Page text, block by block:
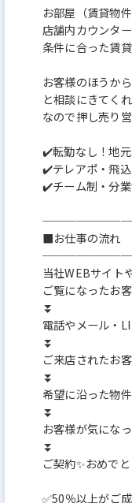
https://youtu.be/
˚✧₊⁎ ⁎⁺˳✧༚˚✧₊⁎
お部屋（賃貸物
店舗内カウンタ
条件に合った賃
お客様のほうか
と相談にきてく
なので押し売り
✔️転勤なし！地
✔️テレアポ・飛
✔️チーム制・分
■お仕事の流れ
当社WEBサイト
ご覧になったお
⏬️
電話やメール・
⏬️
ご来店されたお
⏬️
希望に沿った物
⏬️
お客様が気にな
⏬️
ご契約✨おめで
✅50％以上がご